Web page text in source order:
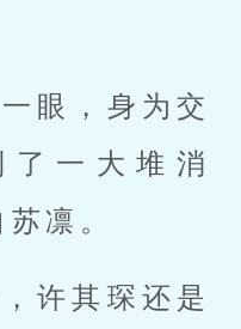
眼，身为交
了一大堆消
凛。
许其琛还是